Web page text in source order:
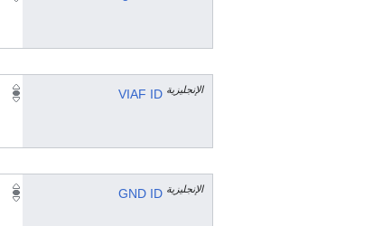
VIAF ID الإنجليزية
GND ID الإنجليزية